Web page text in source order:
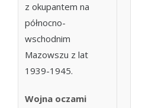
z okupantem na
północno-
wschodnim
Mazowszu z lat
1939-1945.
Wojna oczami